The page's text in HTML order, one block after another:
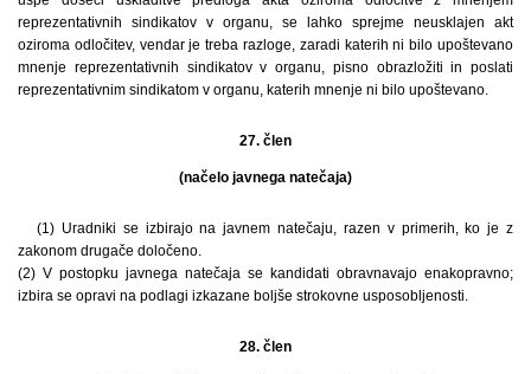
reprezentativnih sindikatov v organu, se lahko sprejme neusklajen akt
oziroma odločitev, vendar je treba razloge, zaradi katerih ni bilo upoštevano
mnenje reprezentativnih sindikatov v organu, pisno obrazložiti in poslati
reprezentativnim sindikatom v organu, katerih mnenje ni bilo upoštevano.
27. člen
(načelo javnega natečaja)
(1) Uradniki se izbirajo na javnem natečaju, razen v primerih, ko je z
zakonom drugače določeno.
(2) V postopku javnega natečaja se kandidati obravnavajo enakopravno;
izbira se opravi na podlagi izkazane boljše strokovne usposobljenosti.
28. člen